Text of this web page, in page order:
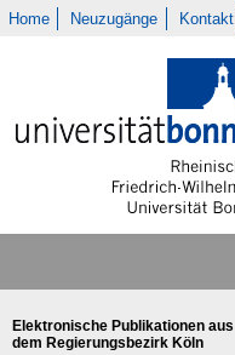
Home Neuzugänge Kontakt
Elektronische Publikationen aus
dem Regierungsbezirk Köln